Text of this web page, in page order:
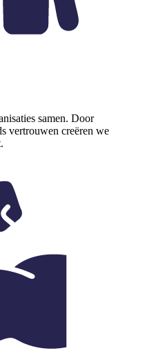
samen. Door
vertrouwen creëren we